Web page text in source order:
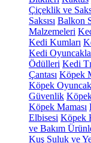
Çiçeklik ve
Saksısı Balkon
Malzemeleri
Kedi Kumları
Kedi
Ödülleri Kedi
Çantası Köpek
Köpek
Güvenlik
Köpek Maması
Elbisesi Köpek
ve Bakım
Kuş Suluk ve